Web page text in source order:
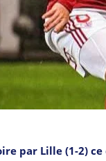
par Lille (1-2)